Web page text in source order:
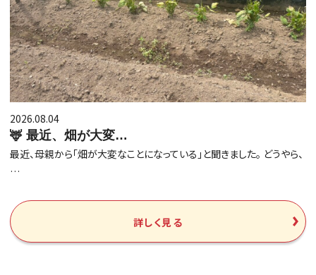
2026.08.04
🦌 最近、畑が大変…
最近、母親から「畑が大変なことになっている」と聞きました。 どうやら、
…
詳しく見る